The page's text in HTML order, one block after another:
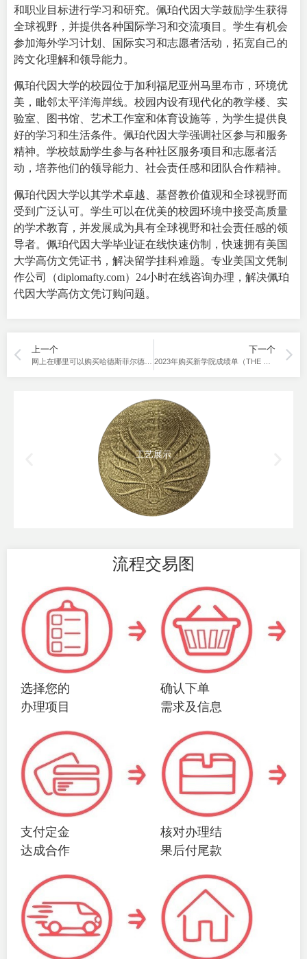
和职业目标进行学习和研究。佩珀代因大学鼓励学生获得
全球视野，并提供各种国际学习和交流项目。学生有机会
参加海外学习计划、国际实习和志愿者活动，拓宽自己的
跨文化理解和领导能力。
佩珀代因大学的校园位于加利福尼亚州马里布市，环境优
美，毗邻太平洋海岸线。校园内设有现代化的教学楼、实
验室、图书馆、艺术工作室和体育设施等，为学生提供良
好的学习和生活条件。佩珀代因大学强调社区参与和服务
精神。学校鼓励学生参与各种社区服务项目和志愿者活
动，培养他们的领导能力、社会责任感和团队合作精神。
佩珀代因大学以其学术卓越、基督教价值观和全球视野而
受到广泛认可。学生可以在优美的校园环境中接受高质量
的学术教育，并发展成为具有全球视野和社会责任感的领
导者。佩珀代因大学毕业证在线快速仿制，快速拥有美国
大学高仿文凭证书，解决留学挂科难题。专业美国文凭制
作公司（diplomafty.com）24小时在线咨询办理，解决佩珀
代因大学高仿文凭订购问题。
上一个 下一个
工艺展示
流程交易图
选择您的
办理项目
确认下单
需求及信息
支付定金
达成合作
核对办理结
果后付尾款